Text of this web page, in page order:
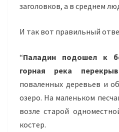
заголовков, а в среднем
И так вот правильный
“Паладин подошел к
горная река
поваленных деревьев и
озеро. На маленьком
возле старой
костер.